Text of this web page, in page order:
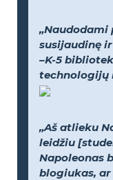
susijaudinę
–K-5
technologijų
„Aš atlieku
leidžiu
Napoleonas
blogiukas,